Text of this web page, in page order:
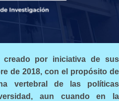
creado por iniciativa de sus
de 2018, con el propósito de
vertebral de las políticas
aun cuando en la